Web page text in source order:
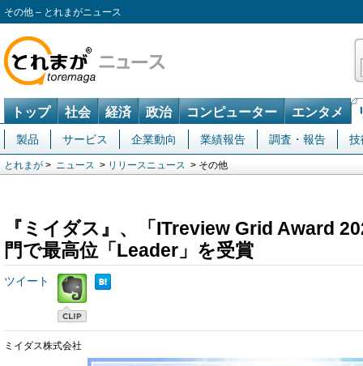
その他 – とれまがニュース
トップ 社会 経済 政治 コンピューター エンタメ
製品 サービス 企業動向 業績報告 調査・報告 技
とれまが > ニュース > リリースニュース > その他
『ミイダス』、「ITreview Grid Award
門で最高位「Leader」を受賞
ツイート
ミイダス株式会社